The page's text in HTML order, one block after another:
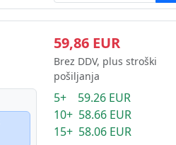
59,86 EUR
Brez DDV, plus stroški
pošiljanja
5+ 59.26 EUR
10+ 58.66 EUR
15+ 58.06 EUR